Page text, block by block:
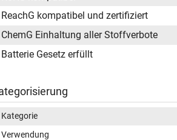
ReachG kompatibel und zertifiziert
ChemG Einhaltung aller Stoffverbote
Batterie Gesetz erfüllt
Kategorie
Verwendung